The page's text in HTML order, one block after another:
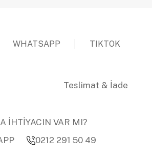
WHATSAPP TIKTOK
Teslimat & İade
İHTİYACIN VAR MI?
0212 291 50 49